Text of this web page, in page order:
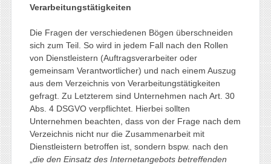
Verarbeitungstätigkeiten
Die Fragen der verschiedenen Bögen überschneiden
sich zum Teil. So wird in jedem Fall nach den Rollen
von Dienstleistern (Auftragsverarbeiter oder
gemeinsam Verantwortlicher) und nach einem Auszug
aus dem Verzeichnis von Verarbeitungstätigkeiten
gefragt. Zu Letzterem sind Unternehmen nach Art. 30
Abs. 4 DSGVO verpflichtet. Hierbei sollten
Unternehmen beachten, dass von der Frage nach dem
Verzeichnis nicht nur die Zusammenarbeit mit
Dienstleistern betroffen ist, sondern bspw. nach den
die den Einsatz des Internetangebots betreffenden